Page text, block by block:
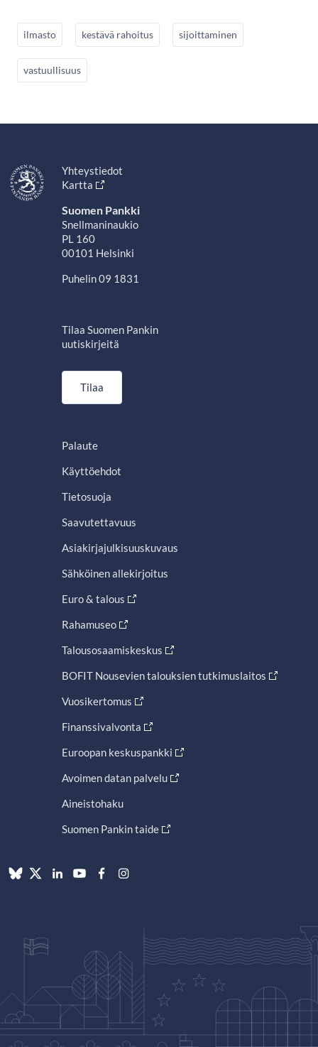
ilmasto kestävä rahoitus sijoittaminen
vastuullisuus
Yhteystiedot
Kartta
Suomen Pankki
Snellmaninaukio
PL 160
00101 Helsinki
Puhelin 09 1831
Tilaa Suomen Pankin
uutiskirjeitä
Tilaa
Palaute
Käyttöehdot
Tietosuoja
Saavutettavuus
Asiakirjajulkisuuskuvaus
Sähköinen allekirjoitus
Euro & talous
Rahamuseo
Talousosaamiskeskus
BOFIT Nousevien talouksien tutkimuslaitos
Vuosikertomus
Finanssivalvonta
Euroopan keskuspankki
Avoimen datan palvelu
Aineistohaku
Suomen Pankin taide